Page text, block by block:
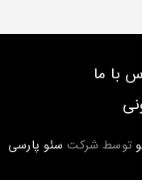
با ما
توسط شرکت سئو پارسی